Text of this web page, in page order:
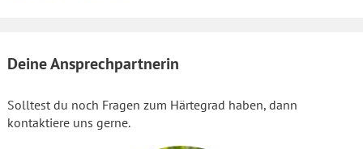
Deine Ansprechpartnerin
Solltest du noch Fragen zum Härtegrad haben, dann
kontaktiere uns gerne.